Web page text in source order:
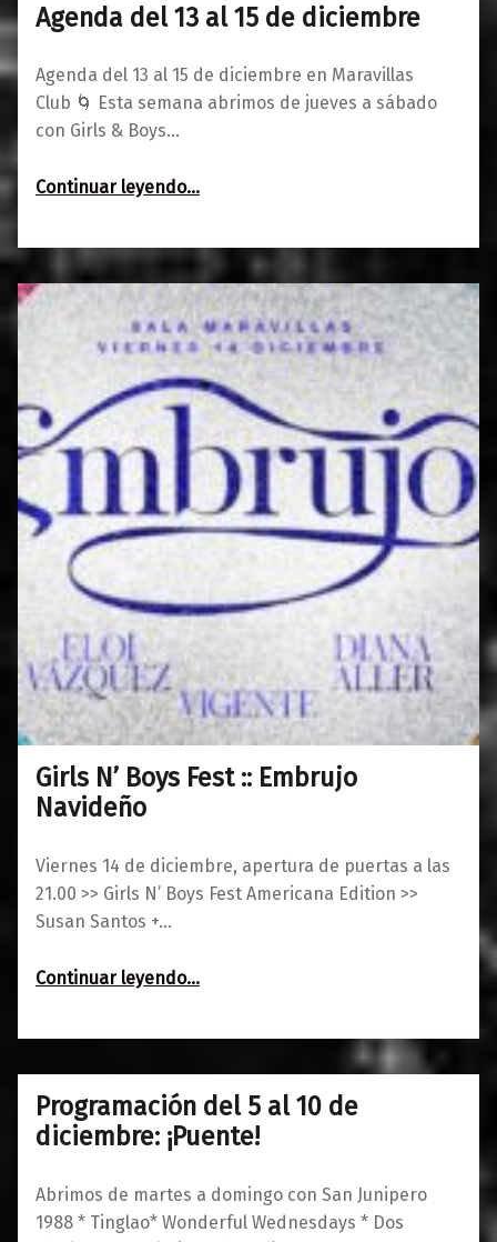
Agenda del 13 al 15 de diciembre
Agenda del 13 al 15 de diciembre en Maravillas
Club 🌀 Esta semana abrimos de jueves a sábado
con Girls & Boys…
Continuar leyendo“Agenda del 13 al 15 de diciembre”
…
12/12/20180
Maravillas
Girls N’ Boys Fest :: Embrujo
Navideño
Viernes 14 de diciembre, apertura de puertas a las
21.00 >> Girls N’ Boys Fest Americana Edition >>
Susan Santos +…
Continuar leyendo“Girls N’ Boys Fest :: Embrujo Navideño”
…
10/12/2018
0
Maravillas
Programación del 5 al 10 de
diciembre: ¡Puente!
Abrimos de martes a domingo con San Junipero
1988 * Tinglao* Wonderful Wednesdays * Dos
05/12/20170
Maravillas